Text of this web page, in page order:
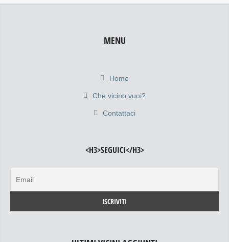
MENU
Home
Che vicino vuoi?
Contattaci
<H3>SEGUICI</H3>